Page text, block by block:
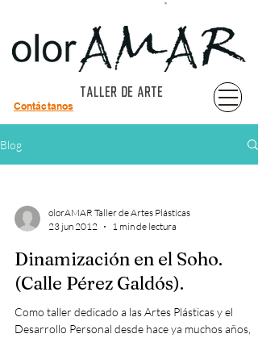
TALLER DE ARTE
Contáctanos
Blog
olorAMAR Taller de Artes Plásticas
23 jun 2012
1 min de lectura
Dinamización en el Soho.
(Calle Pérez Galdós).
Como taller dedicado a las Artes Plásticas y el
Desarrollo Personal desde hace ya muchos años,